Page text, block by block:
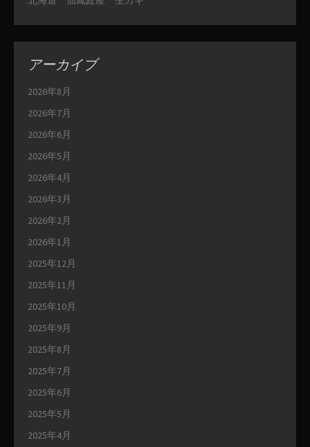
アーカイブ
2026年8月
2026年7月
2026年6月
2026年5月
2026年4月
2026年3月
2026年2月
2026年1月
2025年12月
2025年11月
2025年10月
2025年9月
2025年8月
2025年7月
2025年6月
2025年5月
2025年4月